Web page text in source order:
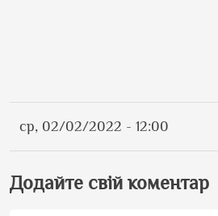
ср, 02/02/2022 - 12:00
Додайте свій коментар